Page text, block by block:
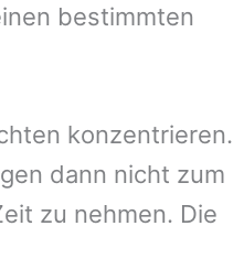
bestimmten
konzentrieren.
dann nicht zum
zu nehmen. Die